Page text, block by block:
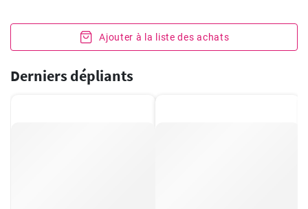
Ajouter à la liste des achats
Derniers dépliants